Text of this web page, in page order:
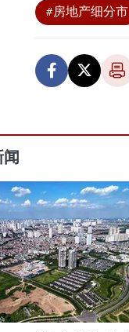
#房地产细分市